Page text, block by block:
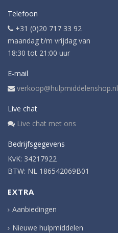
Telefoon
+31 (0)20 717 33 92
maandag t/m vrijdag van
18:30 tot 21:00 uur
E-mail
verkoop@hulpmiddelenshop.nl
Live chat
Live chat met ons
Bedrijfsgegevens
KvK: 34217922
BTW: NL 186542069B01
EXTRA
Aanbiedingen
Nieuwe hulpmiddelen